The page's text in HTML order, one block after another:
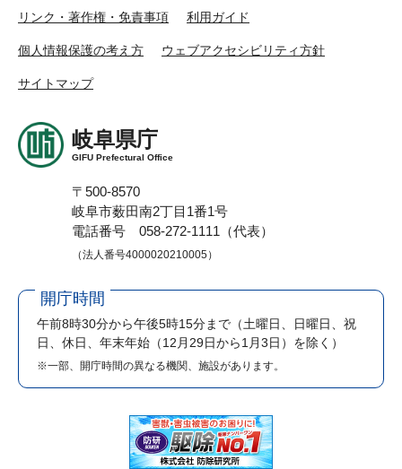
リンク・著作権・免責事項 利用ガイド
個人情報保護の考え方 ウェブアクセシビリティ方針
サイトマップ
岐阜県庁
GIFU Prefectural Office
〒500-8570
岐阜市薮田南2丁目1番1号
電話番号 058-272-1111（代表）
（法人番号4000020210005）
開庁時間
午前8時30分から午後5時15分まで （土曜日、日曜日、祝
日、休日、年末年始（12月29日から1月3日）を除く）
※一部、開庁時間の異なる機関、施設があります。